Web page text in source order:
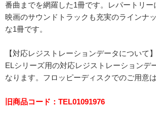
番曲までを網羅した1冊です。レパートリ
映画のサウンドトラックも充実のラインナ
な1冊です。
【対応レジストレーションデータについて】
ELシリーズ用の対応レジストレーションデ
なります。フロッピーディスクでのご用意
旧商品コード：TEL01091976